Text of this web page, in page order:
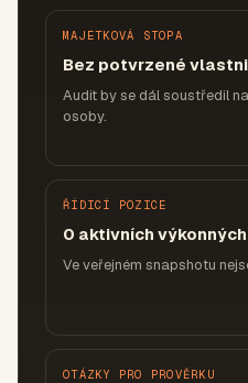
MAJETKOVÁ STOPA
Bez potvrzené
Audit by se dál soustředil
osoby.
ŘÍDICÍ POZICE
0 aktivních
Ve veřejném snapshotu
OTÁZKY PRO PROVĚRKU